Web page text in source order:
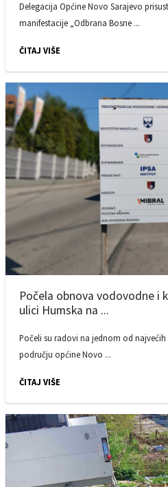
Delegacija Općine Novo Sarajevo
manifestacije „Odbrana Bosne ...
ČITAJ VIŠE
Počela obnova vodovodne i
ulici Humska na ...
Počeli su radovi na jednom od
području općine Novo ...
ČITAJ VIŠE